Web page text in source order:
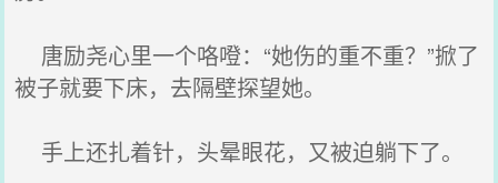
唐励尧心里一个咯噔：“她伤的重不重？”掀了
被子就要下床，去隔壁探望她。
手上还扎着针，头晕眼花，又被迫躺下了。